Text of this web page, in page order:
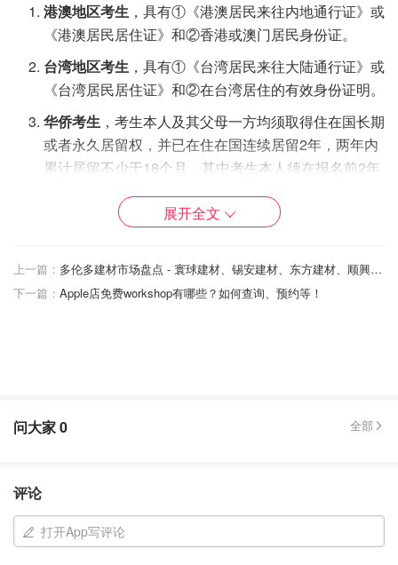
港澳地区考生 ，具有①《港澳居民来往内地通行证》或
《港澳居民居住证》和②香港或澳门居民身份证。
台湾地区考生 ，具有①《台湾居民来往大陆通行证》或
《台湾居民居住证》和②在台湾居住的有效身份证明。
华侨考生 ，考生本人及其父母一方均须取得住在国长期
或者永久居留权，并已在住在国连续居留2年，两年内
累计居留不少于18个月，其中考生本人须在报名前2年
际累计居留不少于18个月。
但已取得住在国连续5年以上（含5年）合法居留资格、5年
内在住在国累计居留不少于30个月，且考生本人在报名前5
侨。
考试科目为中文、数学、英语、历史、地理。每科满分为
展开全文
上一篇：
多伦多建材市场盘点 - 寰球建材、锡安建材、东方建材、顺興建材！
下一篇： Apple店免费workshop有哪些？如何查询、预约等！
问大家0 全部
评论
打开App写评论